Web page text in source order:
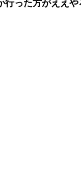
行った方がええや